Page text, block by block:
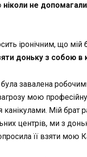
ніколи не
іронічним, що
доньку з собою в
була завалена
мою
канікулами. Мій брат
центрів, ми з
її взяти мою